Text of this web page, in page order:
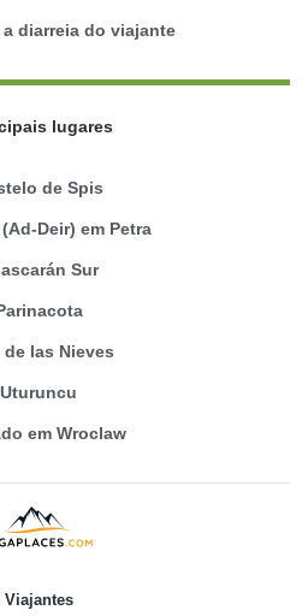
diarreia do viajante
lugares
de Spis
Deir) em Petra
Sur
de las Nieves
Uturuncu
em Wroclaw
Viajantes